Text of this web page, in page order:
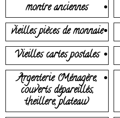
montre anciennes
vieilles pièces de monnaie
Vieilles cartes postales
Argenterie (Ménagère,
couverts dépareillés,
theillere, plateau)